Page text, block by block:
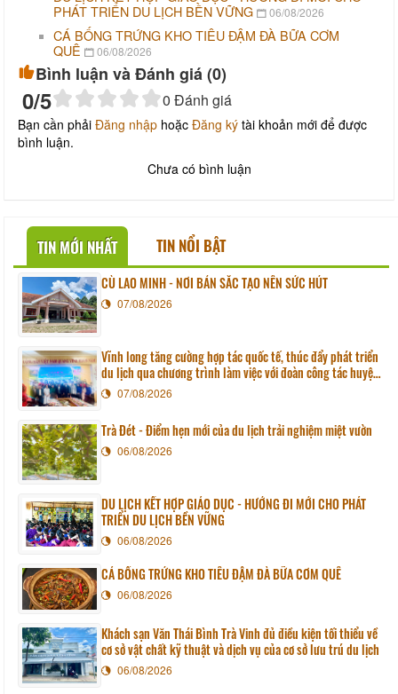
PHÁT TRIỂN DU LỊCH BỀN VỮNG
06/08/2026
CÁ BỐNG TRỨNG KHO TIÊU ĐẬM ĐÀ BỮA CƠM
QUÊ
06/08/2026
Bình luận và Đánh giá (0)
0/5 0 Đánh giá
Bạn cần phải Đăng nhập hoặc Đăng ký tài khoản mới để được
bình luận.
Chưa có bình luận
TIN MỚI NHẤT TIN NỔI BẬT
CÙ LAO MINH - NƠI BẢN SẮC TẠO NÊN SỨC HÚT
07/08/2026
Vĩnh long tăng cường hợp tác quốc tế, thúc đẩy phát triển
du lịch qua chương trình làm việc với đoàn công tác huyện
Sunchang (Hàn quốc)
07/08/2026
Trà Đét - Điểm hẹn mới của du lịch trải nghiệm miệt vườn
06/08/2026
DU LỊCH KẾT HỢP GIÁO DỤC - HƯỚNG ĐI MỚI CHO PHÁT
TRIỂN DU LỊCH BỀN VỮNG
06/08/2026
CÁ BỐNG TRỨNG KHO TIÊU ĐẬM ĐÀ BỮA CƠM QUÊ
06/08/2026
Khách sạn Văn Thái Bình Trà Vinh đủ điều kiện tối thiểu về
cơ sở vật chất kỹ thuật và dịch vụ của cơ sở lưu trú du lịch
06/08/2026